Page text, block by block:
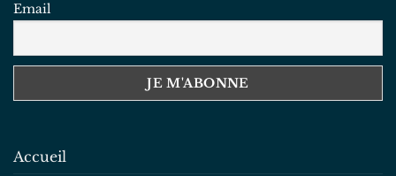
Email
Accueil